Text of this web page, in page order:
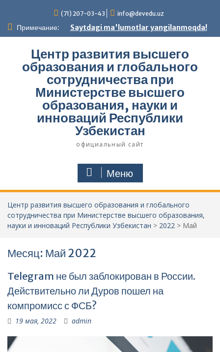
содержимому
(71) 207-03-43 info@devedu.uz
Примечание: Saytdagi ma'lumotlar yangilanmoqda!
Центр развития высшего
образования и глобального
сотрудничества при
Министерстве высшего
образования, науки и
инноваций Республики
Узбекистан
официальный сайт
Меню
Центр развития высшего образования и глобального
сотрудничества при Министерстве высшего образования,
науки и инноваций Республики Узбекистан > 2022 > Май
Месяц: Май 2022
Telegram не был заблокирован в России.
Действительно ли Дуров пошел на
компромисс с ФСБ?
19 мая, 2022 admin